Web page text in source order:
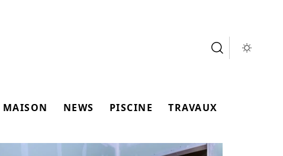
MAISON NEWS PISCINE TRAVAUX